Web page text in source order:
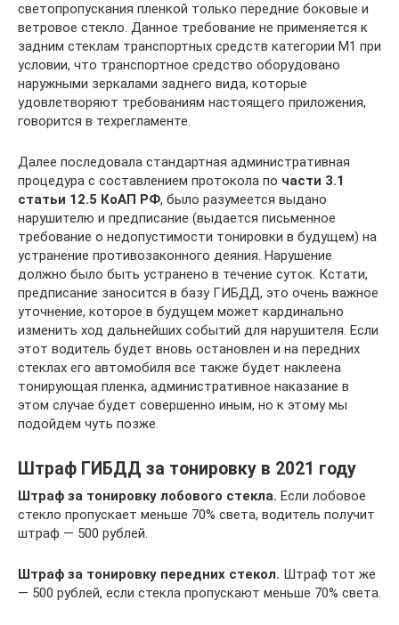
светопропускания пленкой только передние боковые и
ветровое стекло. Данное требование не применяется к
задним стеклам транспортных средств категории M1 при
условии, что транспортное средство оборудовано
наружными зеркалами заднего вида, которые
удовлетворяют требованиям настоящего приложения,
говорится в техрегламенте.
Далее последовала стандартная административная
процедура с составлением протокола по части 3.1
статьи 12.5 КоАП РФ, было разумеется выдано
нарушителю и предписание (выдается письменное
требование о недопустимости тонировки в будущем) на
устранение противозаконного деяния. Нарушение
должно было быть устранено в течение суток. Кстати,
предписание заносится в базу ГИБДД, это очень важное
уточнение, которое в будущем может кардинально
изменить ход дальнейших событий для нарушителя. Если
этот водитель будет вновь остановлен и на передних
стеклах его автомобиля все также будет наклеена
тонирующая пленка, административное наказание в
этом случае будет совершенно иным, но к этому мы
подойдем чуть позже.
Штраф ГИБДД за тонировку в 2021 году
Штраф за тонировку лобового стекла. Если лобовое
стекло пропускает меньше 70% света, водитель получит
штраф — 500 рублей.
Штраф за тонировку передних стекол. Штраф тот же
— 500 рублей, если стекла пропускают меньше 70% света.